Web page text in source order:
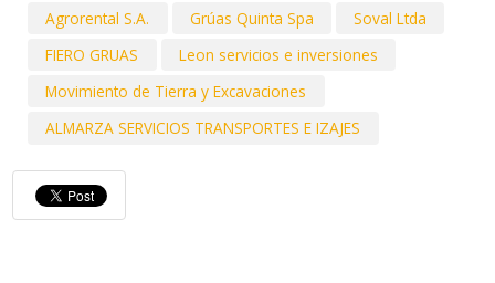
Agrorental S.A.
Grúas Quinta Spa
Soval Ltda
FIERO GRUAS
Leon servicios e inversiones
Movimiento de Tierra y Excavaciones
ALMARZA SERVICIOS TRANSPORTES E IZAJES